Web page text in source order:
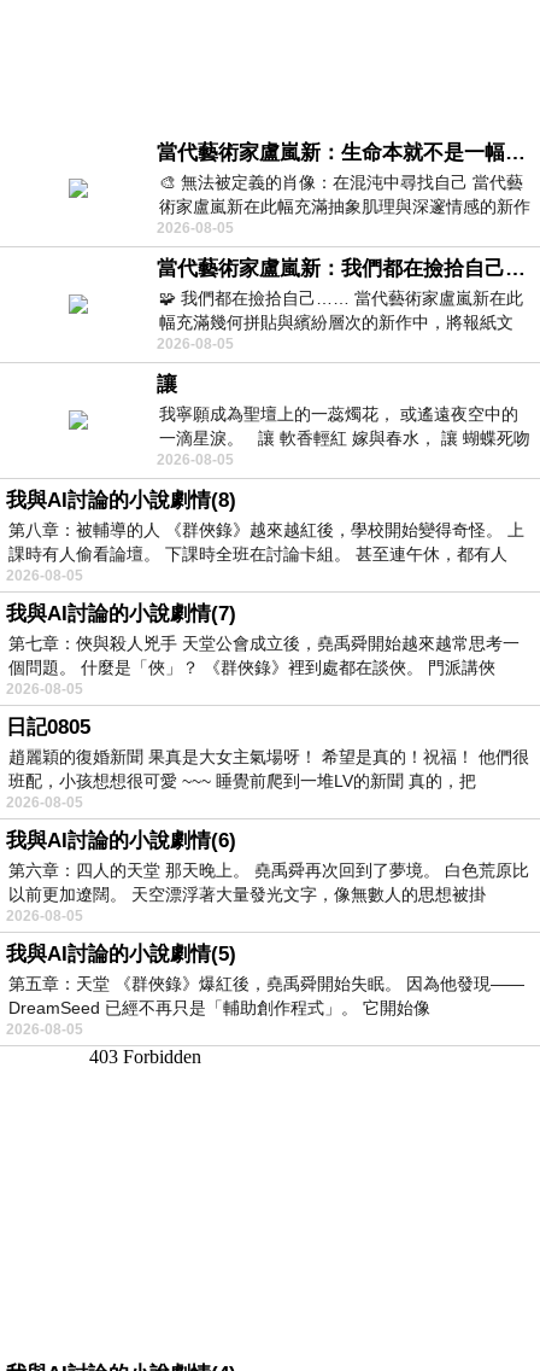
當代藝術家盧嵐新：生命本就不是一幅能被定義的肖像，在混亂與交疊中拼湊完整的靈魂
🎨 無法被定義的肖像：在混沌中尋找自己 當代藝
術家盧嵐新在此幅充滿抽象肌理與深邃情感的新作
中，以灰白為基底，交織著塗抹、刮擦與
2026-08-05
當代藝術家盧嵐新：我們都在撿拾自己，將散落的情緒與碎片，拼回生命完整的輪廓
🧩 我們都在撿拾自己…… 當代藝術家盧嵐新在此
幅充滿幾何拼貼與繽紛層次的新作中，將報紙文
字、彩色剪紙與明亮顏料層層
2026-08-05
讓
我寧願成為聖壇上的一蕊燭花， 或遙遠夜空中的
一滴星淚。 讓 軟香輕紅 嫁與春水， 讓 蝴蝶死吻
夏日最後一瓣玫瑰， 讓
2026-08-05
我與AI討論的小說劇情(8)
第八章：被輔導的人 《群俠錄》越來越紅後，學校開始變得奇怪。 上
課時有人偷看論壇。 下課時全班在討論卡組。 甚至連午休，都有人
2026-08-05
我與AI討論的小說劇情(7)
第七章：俠與殺人兇手 天堂公會成立後，堯禹舜開始越來越常思考一
個問題。 什麼是「俠」？ 《群俠錄》裡到處都在談俠。 門派講俠
2026-08-05
日記0805
趙麗穎的復婚新聞 果真是大女主氣場呀！ 希望是真的！祝福！ 他們很
班配，小孩想想很可愛 ~~~ 睡覺前爬到一堆LV的新聞 真的，把
2026-08-05
我與AI討論的小說劇情(6)
第六章：四人的天堂 那天晚上。 堯禹舜再次回到了夢境。 白色荒原比
以前更加遼闊。 天空漂浮著大量發光文字，像無數人的思想被掛
2026-08-05
我與AI討論的小說劇情(5)
第五章：天堂 《群俠錄》爆紅後，堯禹舜開始失眠。 因為他發現——
DreamSeed 已經不再只是「輔助創作程式」。 它開始像
2026-08-05